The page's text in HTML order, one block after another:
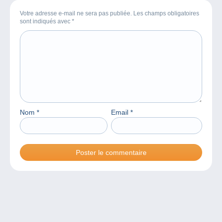
Votre adresse e-mail ne sera pas publiée. Les champs obligatoires
sont indiqués avec *
Nom * Email *